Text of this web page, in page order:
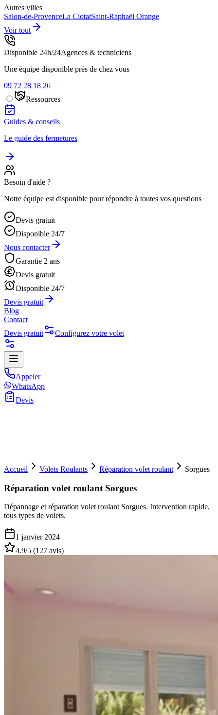
Autres villes
Salon-de-ProvenceLa CiotatSaint-Raphaël Orange
Voir tout
Disponible 24h/24Agences & techniciens
Une équipe disponible près de chez vous
09 72 28 18 26
Ressources
Guides & conseils
Le guide des fermetures
Besoin d'aide ?
Notre équipe est disponible pour répondre à toutes vos questions
Devis gratuit
Disponible 24/7
Nous contacter
Garantie 2 ans
Devis gratuit
Disponible 24/7
Devis gratuit
Blog
Contact
Devis gratuit
Configurez votre volet
Appeler
WhatsApp
Devis
Accueil Volets Roulants Réparation volet roulant Sorgues
Réparation volet roulant Sorgues
Dépannage et réparation volet roulant Sorgues. Intervention rapide,
tous types de volets.
1 janvier 2024
4.9/5 (127 avis)